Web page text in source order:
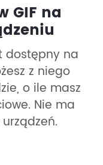
GIF na
dostępny na
z niego
o ile masz
Nie ma